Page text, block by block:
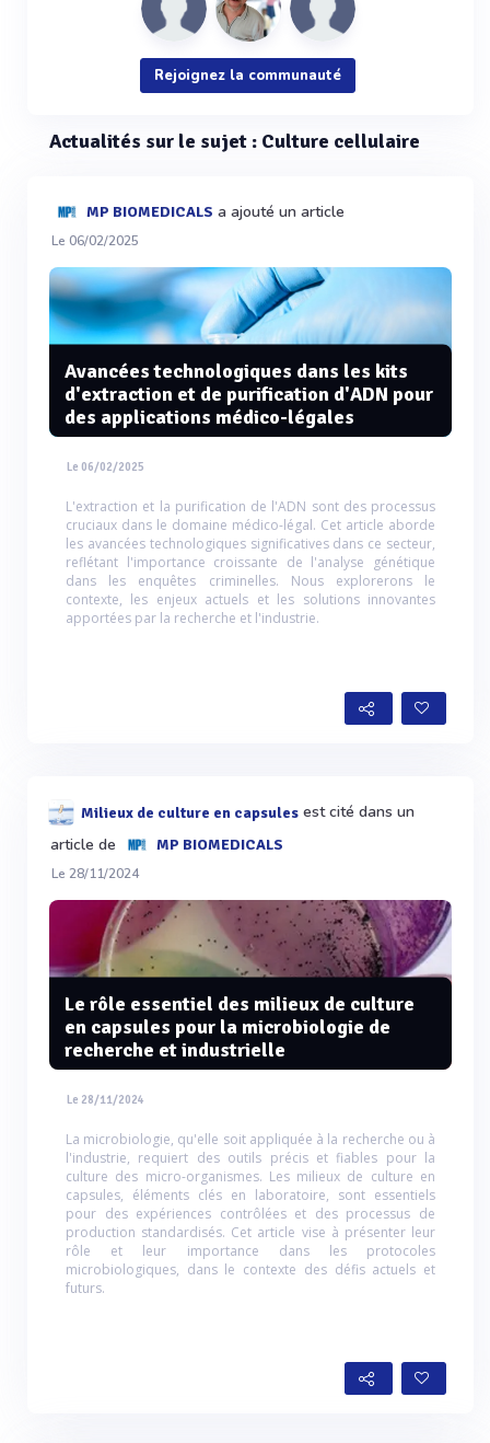
Rejoignez la communauté
Actualités sur le sujet : Culture cellulaire
MP BIOMEDICALS a ajouté un article
Le 06/02/2025
Avancées technologiques dans les kits
d'extraction et de purification d'ADN pour
des applications médico-légales
Le 06/02/2025
L'extraction et la purification de l'ADN sont des processus
cruciaux dans le domaine médico-légal. Cet article aborde
les avancées technologiques significatives dans ce secteur,
reflétant l'importance croissante de l'analyse génétique
dans les enquêtes criminelles. Nous explorerons le
contexte, les enjeux actuels et les solutions innovantes
apportées par la recherche et l'industrie.
Milieux de culture en capsules est cité dans un
article de
MP BIOMEDICALS
Le 28/11/2024
Le rôle essentiel des milieux de culture
en capsules pour la microbiologie de
recherche et industrielle
Le 28/11/2024
La microbiologie, qu'elle soit appliquée à la recherche ou à
l'industrie, requiert des outils précis et fiables pour la
culture des micro-organismes. Les milieux de culture en
capsules, éléments clés en laboratoire, sont essentiels
pour des expériences contrôlées et des processus de
production standardisés. Cet article vise à présenter leur
rôle et leur importance dans les protocoles
microbiologiques, dans le contexte des défis actuels et
futurs.